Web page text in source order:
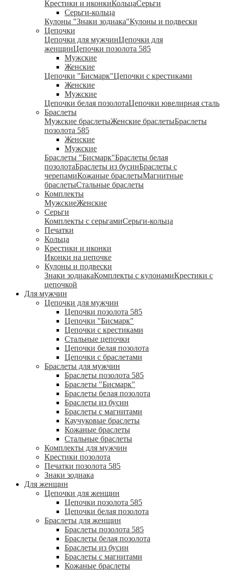
Крестики и иконкиКольцаСерьги
Серьги-кольца
Кулоны "Знаки зодиака"Кулоны и подвески
Цепочки
Цепочки для мужчинЦепочки для
женщинЦепочки позолота 585
Мужские
Женские
Цепочки "Бисмарк"Цепочки с крестиками
Женские
Мужские
Цепочки белая позолотаЦепочки ювелирная сталь
Браслеты
Мужские браслетыЖенские браслетыБраслеты
позолота 585
Женские
Мужские
Браслеты "Бисмарк"Браслеты белая
позолотаБраслеты из бусинБраслеты с
черепамиКожаные браслетыМагнитные
браслетыСтальные браслеты
Комплекты
МужскиеЖенские
Серьги
Комплекты с серьгамиСерьги-кольца
Печатки
Кольца
Крестики и иконки
Иконки на цепочке
Кулоны и подвески
Знаки зодиакаКомплекты с кулонамиКрестики с
цепочкой
Для мужчин
Цепочки для мужчин
Цепочки позолота 585
Цепочки "Бисмарк"
Цепочки с крестиками
Стальные цепочки
Цепочки белая позолота
Цепочки с браслетами
Браслеты для мужчин
Браслеты позолота 585
Браслеты "Бисмарк"
Браслеты белая позолота
Браслеты из бусин
Браслеты с магнитами
Каучуковые браслеты
Кожаные браслеты
Стальные браслеты
Комплекты для мужчин
Крестики позолота
Печатки позолота 585
Знаки зодиака
Для женщин
Цепочки для женщин
Цепочки позолота 585
Цепочки белая позолота
Браслеты для женщин
Браслеты позолота 585
Браслеты белая позолота
Браслеты из бусин
Браслеты с магнитами
Кожаные браслеты